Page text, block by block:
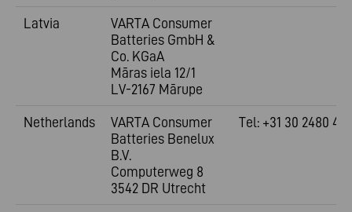
Latvia
VARTA Consumer
Batteries GmbH &
Co. KGaA
Māras iela 12/1
LV-2167 Mārupe
Netherlands
VARTA Consumer
Batteries Benelux
B.V.
Computerweg 8
3542 DR Utrecht
Tel: +31 30 2480